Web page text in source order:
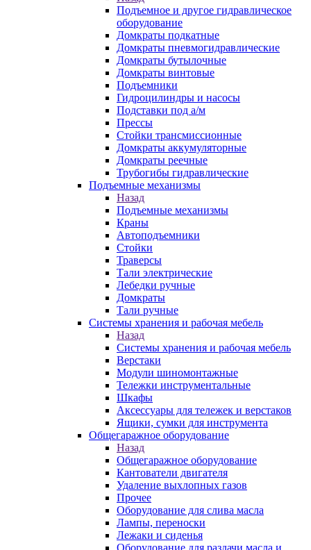
Подъемное и другое гидравлическое
оборудование
Домкраты подкатные
Домкраты пневмогидравлические
Домкраты бутылочные
Домкраты винтовые
Подъемники
Гидроцилиндры и насосы
Подставки под а/м
Прессы
Стойки трансмиссионные
Домкраты аккумуляторные
Домкраты реечные
Трубогибы гидравлические
Подъемные механизмы
Назад
Подъемные механизмы
Краны
Автоподъемники
Стойки
Траверсы
Тали электрические
Лебедки ручные
Домкраты
Тали ручные
Системы хранения и рабочая мебель
Назад
Системы хранения и рабочая мебель
Верстаки
Модули шиномонтажные
Тележки инструментальные
Шкафы
Аксессуары для тележек и верстаков
Ящики, сумки для инструмента
Общегаражное оборудование
Назад
Общегаражное оборудование
Кантователи двигателя
Удаление выхлопных газов
Прочее
Оборудование для слива масла
Лампы, переноски
Лежаки и сиденья
Оборудование для раздачи масла и